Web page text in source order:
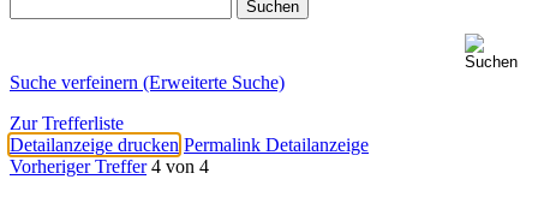
Suche verfeinern (Erweiterte Suche)
Zur Trefferliste
Detailanzeige drucken Permalink Detailanzeige
Vorheriger Treffer 4 von 4